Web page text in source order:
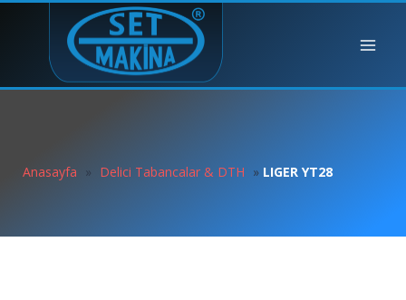
Anasayfa » Delici Tabancalar & DTH » LIGER YT28